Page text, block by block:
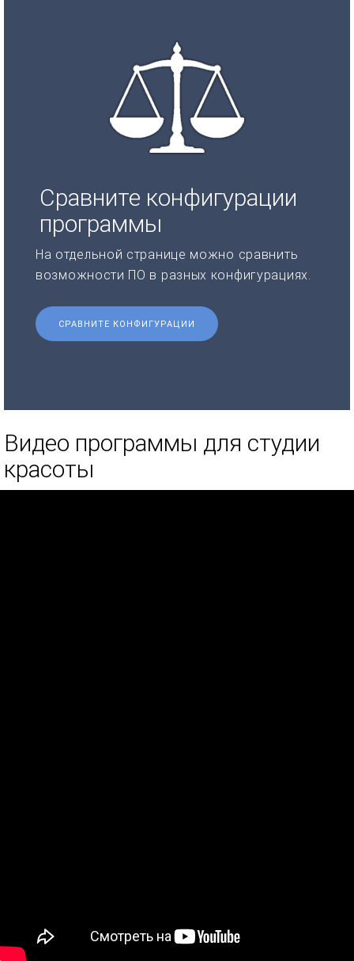
Сравните конфигурации
программы
На отдельной странице можно сравнить
возможности ПО в разных конфигурациях.
СРАВНИТЕ КОНФИГУРАЦИИ
Видео программы для студии
красоты